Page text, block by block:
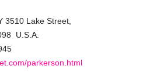
Lake Street,
U.S.A.
parkerson.html